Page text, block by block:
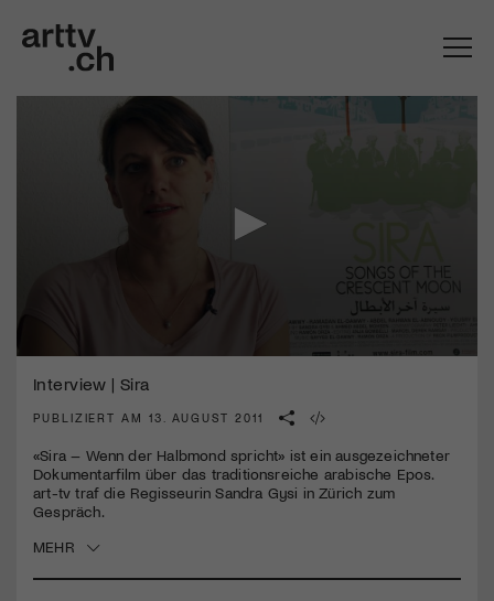
seconds
seconds
Interview | Sira
PUBLIZIERT AM 13. AUGUST 2011
«Sira – Wenn der Halbmond spricht» ist ein ausgezeichneter
Dokumentarfilm über das traditionsreiche arabische Epos.
art-tv traf die Regisseurin Sandra Gysi in Zürich zum
Gespräch.
MEHR
Mach mit: «Be Part of the Art»!
Engagiere dich als Kulturliebhaber:in, Kulturschaffende(r) oder
Mit deiner Mitgliedschaft erhältst du kostenlosen Zugang zu
diversen Kulturevents.
Jetzt Mitglied werden